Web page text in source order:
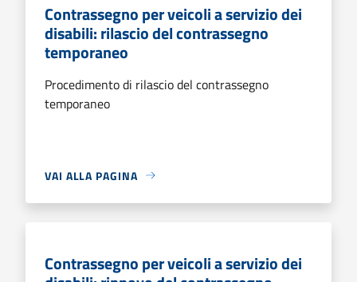
Contrassegno per veicoli a servizio dei
disabili: rilascio del contrassegno
temporaneo
Procedimento di rilascio del contrassegno
temporaneo
VAI ALLA PAGINA
Contrassegno per veicoli a servizio dei